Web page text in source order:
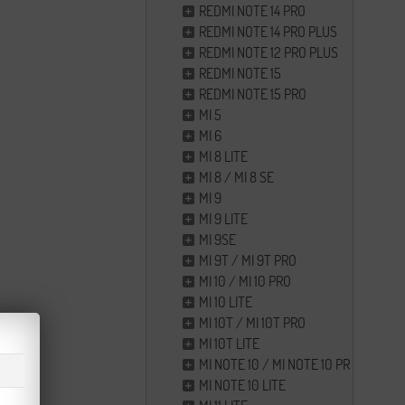
REDMI NOTE 14 PRO
REDMI NOTE 14 PRO PLUS
REDMI NOTE 12 PRO PLUS
REDMI NOTE 15
REDMI NOTE 15 PRO
MI 5
MI 6
MI 8 LITE
MI 8 / MI 8 SE
MI 9
MI 9 LITE
MI 9SE
MI 9T / MI 9T PRO
MI 10 / MI 10 PRO
MI 10 LITE
MI 10T / MI 10T PRO
MI 10T LITE
MI NOTE 10 / MI NOTE 10 PRO
MI NOTE 10 LITE